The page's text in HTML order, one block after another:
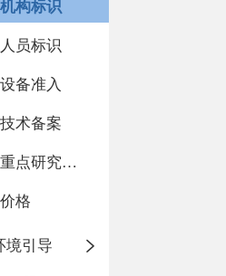
机构标识
人员标识
设备准入
技术备案
重点研究平台
价格
境引导